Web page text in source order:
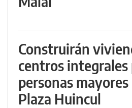
Construirán
centros integrales
personas
Plaza Huincul